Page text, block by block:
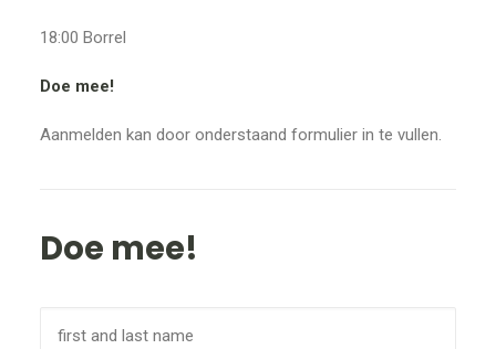
18:00 Borrel
Doe mee!
Aanmelden kan door onderstaand formulier in te vullen.
Doe mee!